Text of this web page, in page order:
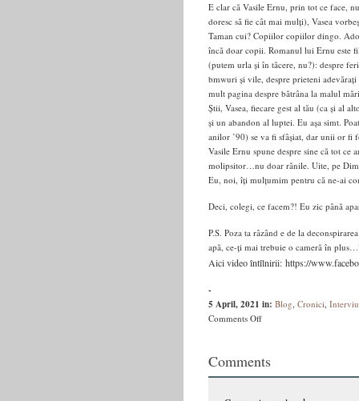
E clar că Vasile Ernu, prin tot ce face,
doresc să fie cât mai mulți), Vasea
Taman cui? Copiilor copiilor dingo.
încă doar copii. Romanul lui Ernu este
(putem urla și în tăcere, nu?): despre
bmwuri și vile, despre prieteni
mult pagina despre bătrâna la malul
Știi, Vasea, fiecare gest al tău (ca și al
și un abandon al luptei. Eu așa simt.
anilor ’90) se va fi sfâșiat, dar unii or fi
Vasile Ernu spune despre sine că tot ce
molipsitor…nu doar rănile. Uite, pe
Eu, noi, îți mulțumim pentru că ne-ai
Deci, colegi, ce facem?! Eu zic până
P.S. Poza ta râzând e de la
apă, ce-ți mai trebuie o cameră în
Aici video întîlnirii: https://
-
5 April, 2021 in: Blog, Cronici,
Comments Offon
despre
Sălbaticii
Comments